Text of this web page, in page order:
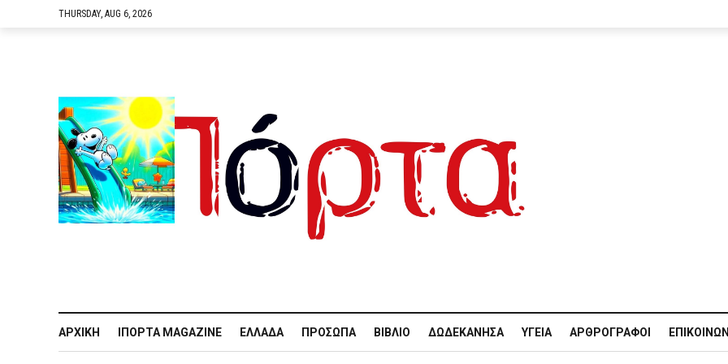
THURSDAY, AUG 6, 2026
ΑΡΧΙΚΉ IΠΌΡΤΑ MAGAZINE ΕΛΛΆΔΑ ΠΡΌΣΩΠΑ ΒΙΒΛΊΟ ΔΩΔΕΚΆΝΗΣΑ ΥΓΕΊΑ ΑΡΘΡΟΓΡΆΦΟΙ